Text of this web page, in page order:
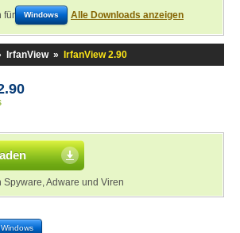
für Windows Alle Downloads anzeigen
IrfanView » IrfanView 2.90
Spyware, Adware und Viren
Windows